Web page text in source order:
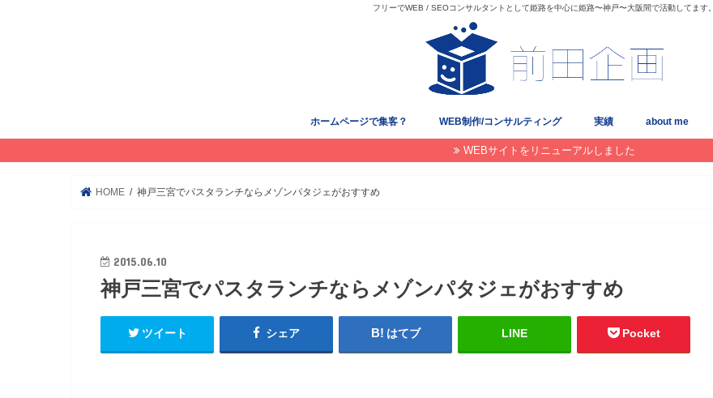
フリーでWEB / SEOコンサルタントとして姫路を中心に姫路〜神戸〜大阪間で活動してます。
ホームページで集客？ WEB制作/コンサルティング 実績 about me
WEBサイトをリニューアルしました
HOME 神戸三宮でパスタランチならメゾンパタジェがおすすめ
2015.06.10
神戸三宮でパスタランチならメゾンパタジェがおすすめ
ツイート シェア はてブ LINE Pocket